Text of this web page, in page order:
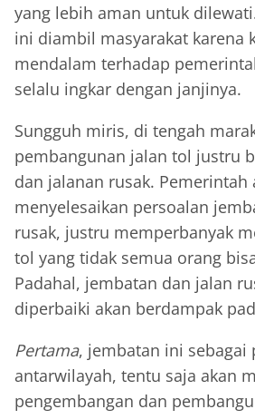
yang lebih aman untuk
ini diambil masyarakat karena
mendalam terhadap
selalu ingkar dengan janjinya.
Sungguh miris, di tengah
pembangunan jalan tol justru
dan jalanan rusak. Pemerintah
menyelesaikan persoalan
rusak, justru memperbanyak
tol yang tidak semua orang
Padahal, jembatan dan jalan
diperbaiki akan berdampak
Pertama, jembatan ini sebagai
antarwilayah, tentu saja akan
pengembangan dan